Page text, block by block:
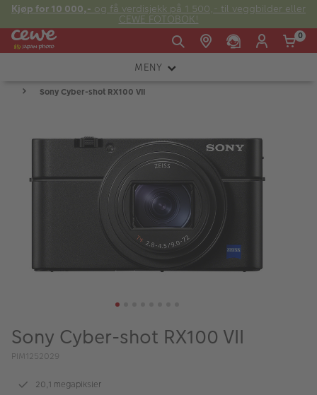
Kjøp for 10 000,- og få verdisjekk på 1 500,- til veggbilder eller
CEWE FOTOBOK!
Fre:
E-post:
kundeservice@japanphoto.no
0
MENY
KAMERA
FOTOTILBEHØR
LYS OG STUDIO
Kampanjer
Merker
Sony Cyber-shot RX100 VII
Sony Cyber-shot RX100 VII
PIM1252029
20,1 megapiksler